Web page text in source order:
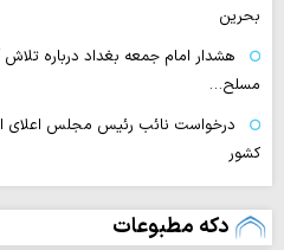
بحرین
هشدار امام جمعه بغداد درباره
مسلح…
درخواست نائب رئیس مجلس اعلای
کشور
دکه مطبوعات